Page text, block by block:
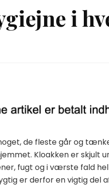
i
de fleste går og
Kloakken er skjult
fugt og i værste fald
er derfor en vigtig del